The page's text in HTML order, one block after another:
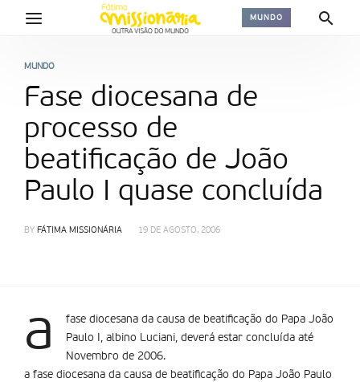
MUNDO
MUNDO
Fase diocesana de
processo de
beatificação de João
Paulo I quase concluí­da
BY FÁTIMA MISSIONÁRIA 19 DE AGOSTO, 2006
a
fase diocesana da causa de beatificação do Papa João
Paulo I, albino Luciani, deverá estar concluí­da até
Novembro de 2006.
a fase diocesana da causa de beatificação do Papa João Paulo